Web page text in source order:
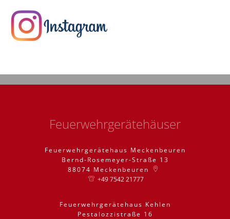
Feuerwehrgerätehäuser
Feuerwehrgerätehaus Meckenbeuren
Bernd-Rosemeyer-Straße 13
88074 Meckenbeuren
+49 7542 21777
Feuerwehrgerätehaus Kehlen
Pestalozzistraße 16